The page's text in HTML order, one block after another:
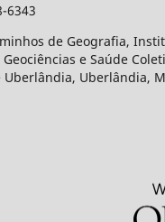
6343
de Geografia,
e Saúde
Uberlândia, Uberlândia,